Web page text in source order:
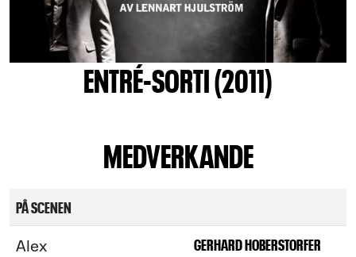
ENTRÉ-SORTI (2011)
MEDVERKANDE
PÅ SCENEN
Alex GERHARD HOBERSTORFER